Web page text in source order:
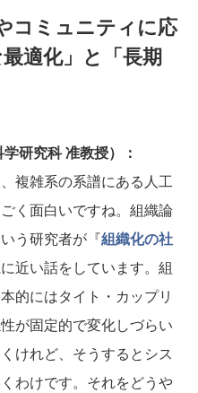
コミュニティに応
適化」と「長期
研究科 准教授）：
複雑系の系譜にある人工
く面白いですね。組織論
う研究者が『組織化の社
近い話をしています。組
的にはタイト・カップリ
が固定的で変化しづらい
けれど、そうするとシス
わけです。それをどうや